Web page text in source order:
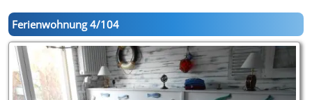
Ferienwohnung 4/104